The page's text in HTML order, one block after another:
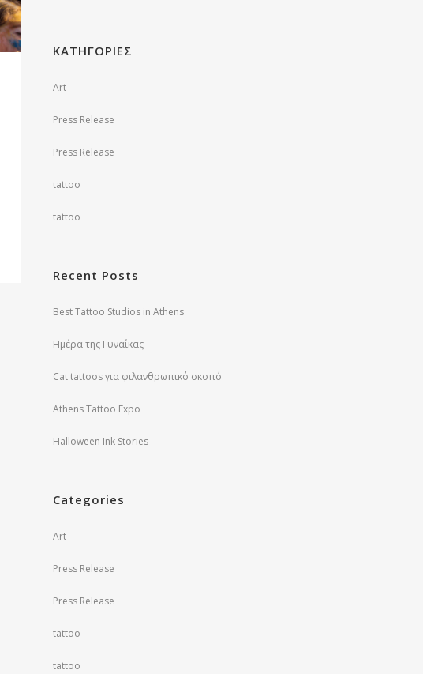
ΚΑΤΗΓΟΡΙΕΣ
Art
Press Release
Press Release
tattoo
tattoo
Recent Posts
Best Tattoo Studios in Athens
Ημέρα της Γυναίκας
Cat tattoos για φιλανθρωπικό σκοπό
Athens Tattoo Expo
Halloween Ink Stories
Categories
Art
Press Release
Press Release
tattoo
tattoo